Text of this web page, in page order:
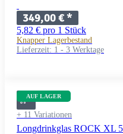
349,00 €*
5,82 € pro 1 Stück
Knapper Lagerbestand
Lieferzeit: 1 - 3 Werktage
AUF LAGER
+ 11 Variationen
Longdrinkglas ROCK XL